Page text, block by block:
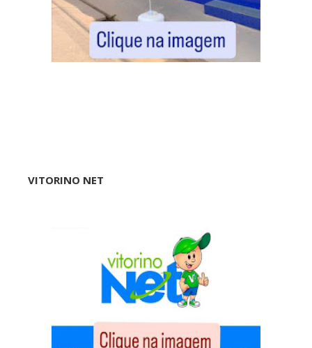
VITORINO NET